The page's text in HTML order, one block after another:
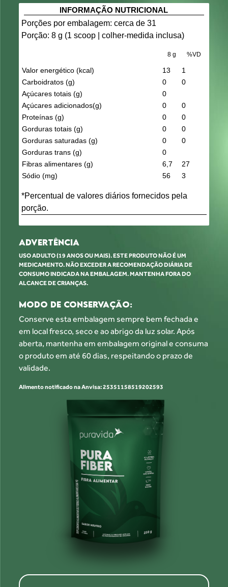
INFORMAÇÃO NUTRICIONAL
Porções por embalagem: cerca de 31
Porção: 8 g (1 scoop | colher-medida inclusa)
8 g %VD
Valor energético (kcal) 13
1
Carboidratos (g)
0
0
Açúcares totais (g)
0
Açúcares adicionados(g)
0
0
Proteínas (g)
0
0
Gorduras totais (g)
0
0
Gorduras saturadas (g)
0
0
Gorduras trans (g)
0
Fibras alimentares (g)
6,7
27
Sódio (mg)
56 3
*Percentual de valores diários fornecidos pela
porção.
ADVERTÊNCIA
USO ADULTO (19 ANOS OU MAIS). ESTE PRODUTO NÃO É UM
MEDICAMENTO.NÃO EXCEDER A RECOMENDAÇÃO DIÁRIA DE
CONSUMO INDICADA NA EMBALAGEM.MANTENHA FORA DO
ALCANCE DE CRIANÇAS.
MODO DE CONSERVAÇÃO:
Conserve esta embalagem sempre bem fechada e
em local fresco, seco e ao abrigo da luz solar. Após
aberta, mantenha em embalagem original e consuma
o produto em até 60 dias, respeitando o prazo de
validade.
Alimento notificado na Anvisa: 25351158519202593